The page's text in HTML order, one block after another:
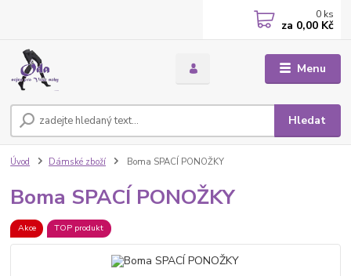
Menu
Hledat
0 ks
za 0,00 Kč
Úvod Dámské zboží Boma SPACÍ PONOŽKY
Boma SPACÍ PONOŽKY
Akce TOP produkt